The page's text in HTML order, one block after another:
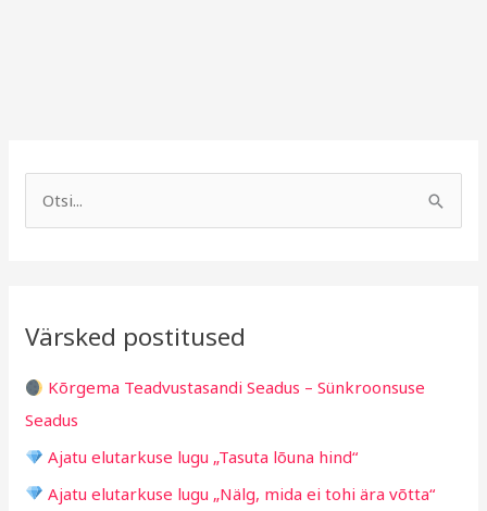
c
f
o
r
:
Värsked postitused
Kõrgema Teadvustasandi Seadus – Sünkroonsuse
Seadus
Ajatu elutarkuse lugu „Tasuta lõuna hind“
Ajatu elutarkuse lugu „Nälg, mida ei tohi ära võtta“
g
i
d